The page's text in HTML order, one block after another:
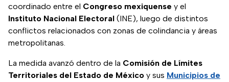
coordinado entre el Congreso mexiquense y el
Instituto Nacional Electoral (INE), luego de distintos
conflictos relacionados con zonas de colindancia y áreas
metropolitanas.
La medida avanzó dentro de la Comisión de Límites
Territoriales del Estado de México y sus Municipios de